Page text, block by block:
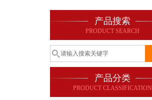
产品搜索
PRODUCT SEARCH
产品分类
PRODUCT CLASSIFICATION